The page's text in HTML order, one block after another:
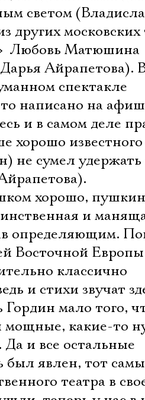
светом
московских
 Любовь Матюшина
Айрапетова).
спектакле
написано на
и в самом деле
хорошо
не сумел удержать
хорошо,
и
определяющим.
Восточной Европы
классично
и стихи звучат
мало того,
какие-то
и все остальные
был явлен, тот
театра в